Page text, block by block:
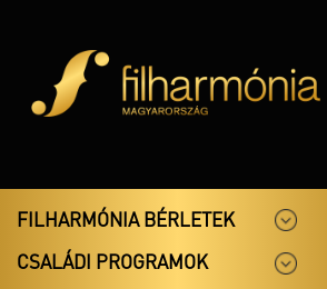
FILHARMÓNIA BÉRLETEK
CSALÁDI PROGRAMOK